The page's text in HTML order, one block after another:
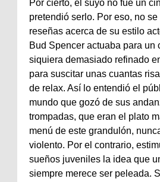
Por cierto, el suyo no fue un
pretendió serlo. Por eso, no
reseñas acerca de su estilo
Bud Spencer actuaba para un
siquiera demasiado refinado
para suscitar unas cuantas
de relax. Así lo entendió el
mundo que gozó de sus
trompadas, que eran el plato
menú de este grandulón,
violento. Por el contrario,
sueños juveniles la idea que
siempre merece ser peleada.